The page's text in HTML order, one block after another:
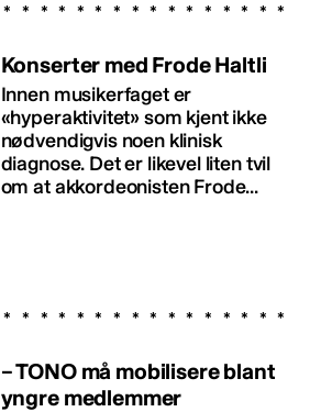
Konserter med Frode Haltli
Innen musikerfaget er
«hyperaktivitet» som kjent ikke
nødvendigvis noen klinisk
diagnose. Det er likevel liten tvil
om at akkordeonisten Frode...
– TONO må mobilisere blant
yngre medlemmer